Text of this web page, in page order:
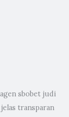
sbobet judi
transparan